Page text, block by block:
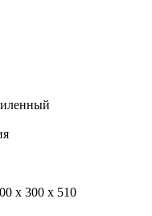
х 300 х 510